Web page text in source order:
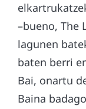
–bueno, The
lagunen
baten berri
Bai, onartu
Baina